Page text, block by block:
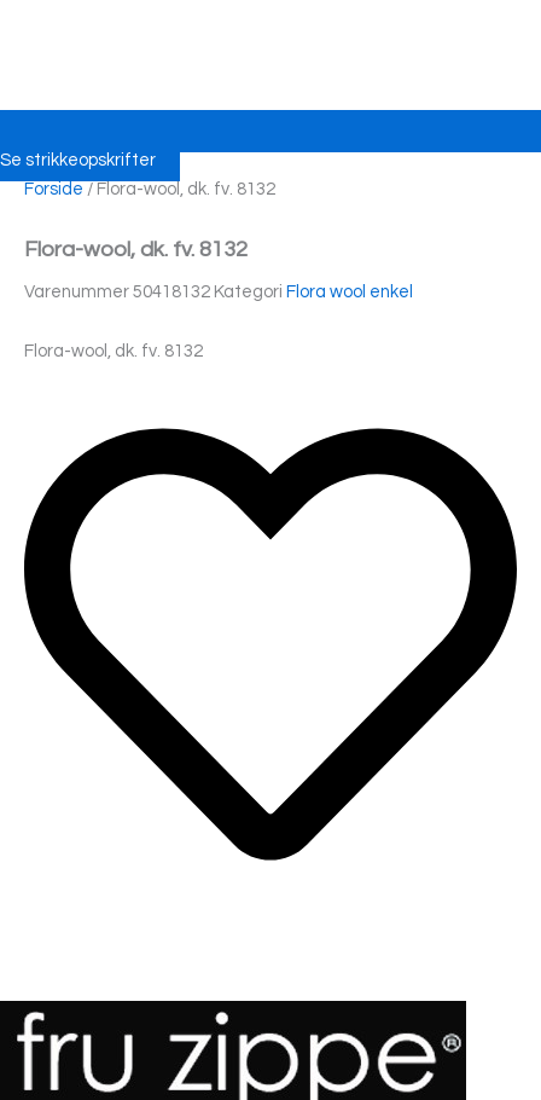
Se strikkeopskrifter
Forside / Flora-wool, dk. fv. 8132
Flora-wool, dk. fv. 8132
Varenummer 50418132 Kategori Flora wool enkel
Flora-wool, dk. fv. 8132